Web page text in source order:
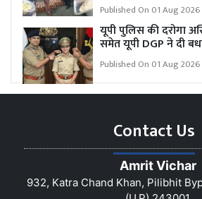
Published On 01 Aug 2026
यूपी पुलिस की दरोगा
समेत यूपी DGP ने दी
Published On 01 Aug
Contact Us
Amrit Vichar
932, Katra Chand Khan, Pilibhit